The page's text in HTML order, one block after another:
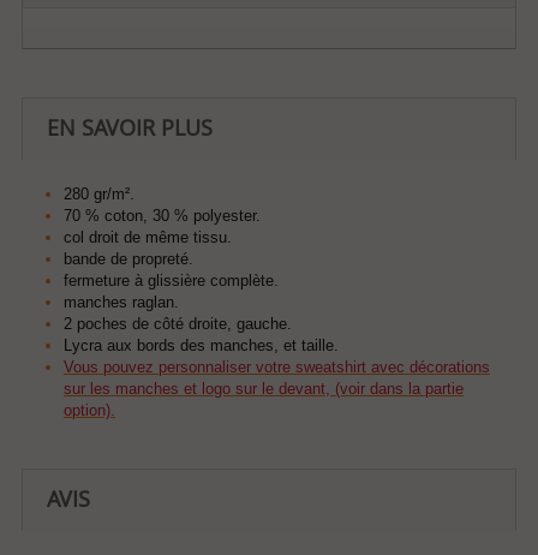
EN SAVOIR PLUS
280 gr/m².
70 % coton, 30 % polyester.
col droit de même tissu.
bande de propreté.
fermeture à glissière complète.
manches raglan.
2 poches de côté droite, gauche.
Lycra aux bords des manches, et taille.
Vous pouvez personnaliser votre sweatshirt avec décorations
sur les manches et logo sur le devant, (voir dans la partie
option).
AVIS